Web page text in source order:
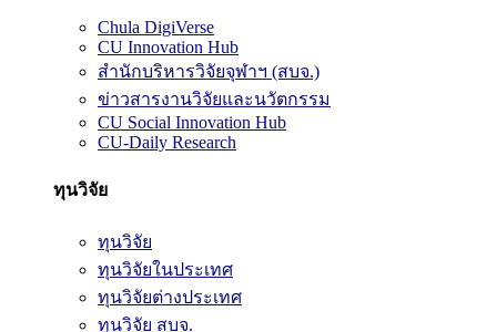
Chula DigiVerse
CU Innovation Hub
สำนักบริหารวิจัยจุฬาฯ (สบจ.)
ข่าวสารงานวิจัยและนวัตกรรม
CU Social Innovation Hub
CU-Daily Research
ทุนวิจัย
ทุนวิจัย
ทุนวิจัยในประเทศ
ทุนวิจัยต่างประเทศ
ทุนวิจัย สบจ.